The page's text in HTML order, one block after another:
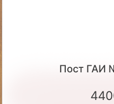
Пост ГАИ